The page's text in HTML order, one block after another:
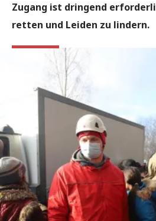
Zugang ist dringend
retten und Leiden zu lindern.